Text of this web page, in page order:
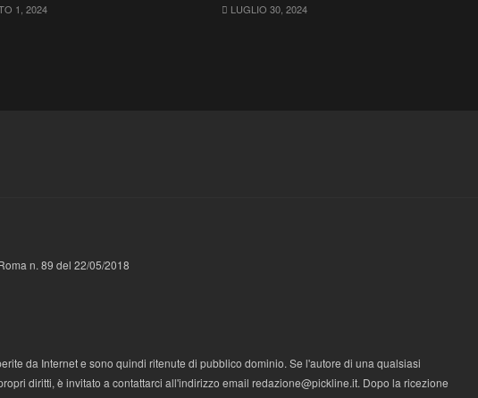
1, 2024 LUGLIO 30, 2024
n. 89 del 22/05/2018
da Internet e sono quindi ritenute di pubblico dominio. Se l'autore di una qualsiasi
diritti, è invitato a contattarci all'indirizzo email redazione@pickline.it. Dopo la ricezione